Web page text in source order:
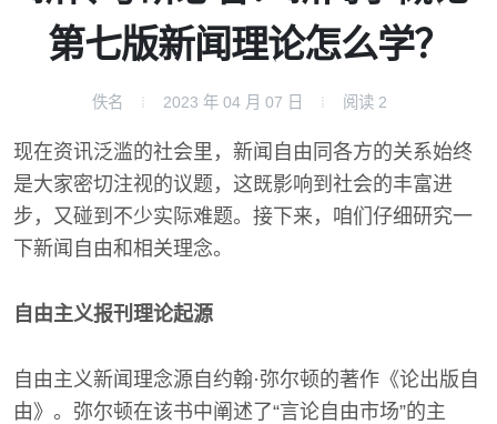
第七版新闻理论怎么学？
佚名 2023 年 04 月 07 日 阅读 2
现在资讯泛滥的社会里，新闻自由同各方的关系始终
是大家密切注视的议题，这既影响到社会的丰富进
步，又碰到不少实际难题。接下来，咱们仔细研究一
下新闻自由和相关理念。
自由主义报刊理论起源
自由主义新闻理念源自约翰·弥尔顿的著作《论出版自
由》。弥尔顿在该书中阐述了“言论自由市场”的主